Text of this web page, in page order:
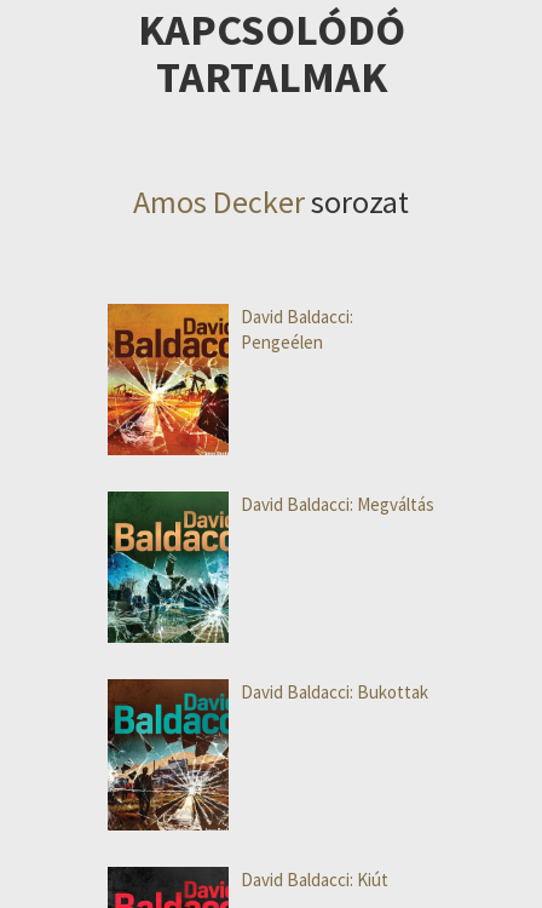
KAPCSOLÓDÓ
TARTALMAK
Amos Deckersorozat
David Baldacci:
Pengeélen
David Baldacci: Megváltás
David Baldacci: Bukottak
David Baldacci: Kiút